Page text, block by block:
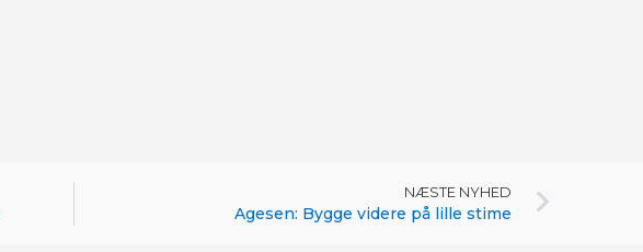
NÆSTE NYHED
Agesen: Bygge videre på lille stime